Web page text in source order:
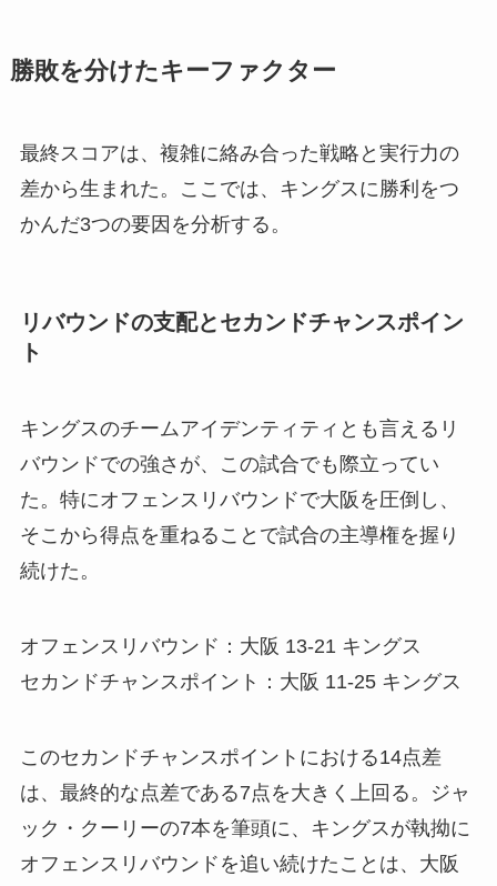
勝敗を分けたキーファクター
最終スコアは、複雑に絡み合った戦略と実行力の
差から生まれた。ここでは、キングスに勝利をつ
かんだ3つの要因を分析する。
リバウンドの支配とセカンドチャンスポイン
ト
キングスのチームアイデンティティとも言えるリ
バウンドでの強さが、この試合でも際立ってい
た。特にオフェンスリバウンドで大阪を圧倒し、
そこから得点を重ねることで試合の主導権を握り
続けた。
オフェンスリバウンド：大阪 13-21 キングス
セカンドチャンスポイント：大阪 11-25 キングス
このセカンドチャンスポイントにおける14点差
は、最終的な点差である7点を大きく上回る。ジャ
ック・クーリーの7本を筆頭に、キングスが執拗に
オフェンスリバウンドを追い続けたことは、大阪